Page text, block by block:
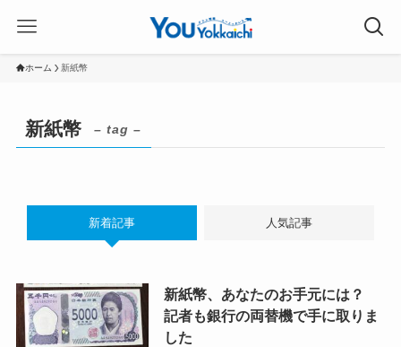
ホーム 新紙幣
新紙幣 – tag –
新着記事 人気記事
新紙幣、あなたのお手元には？
記者も銀行の両替機で手に取りま
した